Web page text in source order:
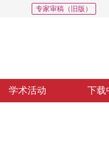
专家审稿（旧版）
学术活动 下载